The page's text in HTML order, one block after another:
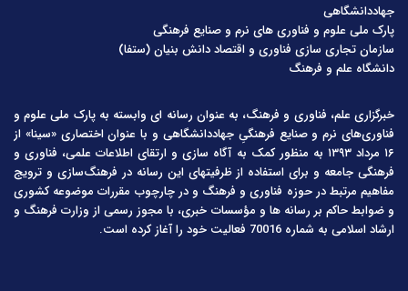
جهاددانشگاهی
پارک ملی علوم و فناوری های نرم و صنایع فرهنگی
سازمان تجاری سازی فناوری و اقتصاد دانش بنیان (ستفا)
دانشگاه علم و فرهنگ
خبرگزاری علم، فناوری و فرهنگ، به عنوان رسانه ای وابسته به پارک ملی علوم و
فناوری‌های نرم و صنایع فرهنگیِ جهاددانشگاهی و با عنوان اختصاری «سینا» از
۱۶ مرداد ۱۳۹۳ به منظور کمک به آگاه سازی و ارتقای اطلاعات علمی، فناوری و
فرهنگی جامعه و برای استفاده از ظرفیتهای این رسانه در فرهنگ‌سازی و ترویج
مفاهیم مرتبط در حوزه فناوری و فرهنگ و در چارچوب مقررات موضوعه کشوری
و ضوابط حاکم بر رسانه ها و مؤسسات خبری، با مجوز رسمی از وزارت فرهنگ و
ارشاد اسلامی به شماره 70016 فعالیت خود را آغاز کرده است.